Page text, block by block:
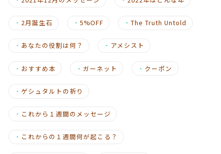
・ 2月誕生石 ・5%OFF ・The Truth Untold
・ あなたの役割は何？ ・ アメシスト
・ おすすめ本 ・ ガーネット ・ クーポン
・ ゲシュタルトの祈り
・ これから１週間のメッセージ
・ これからの１週間何が起こる？